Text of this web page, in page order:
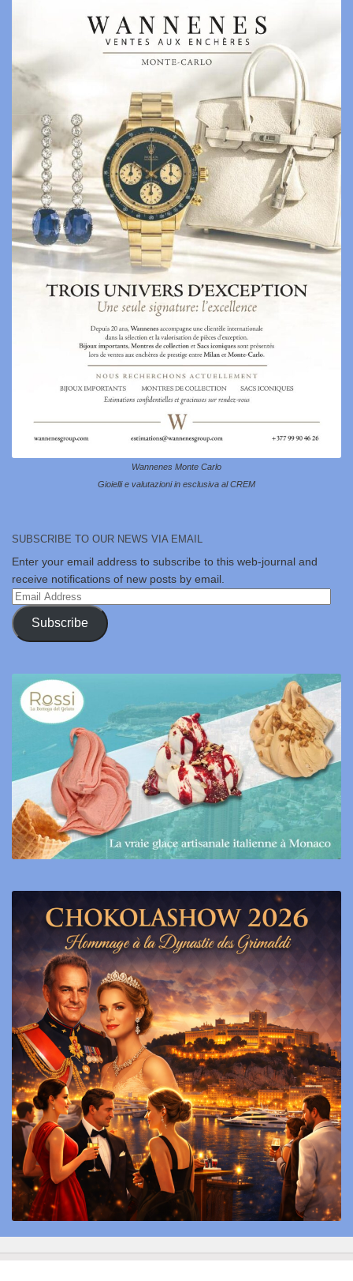
Wannenes Monte Carlo
Gioielli e valutazioni in esclusiva al CREM
SUBSCRIBE TO OUR NEWS VIA EMAIL
Enter your email address to subscribe to this web-journal and
receive notifications of new posts by email.
Email
Address
Subscribe